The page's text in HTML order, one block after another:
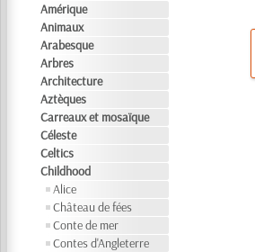
Amérique
Animaux
Arabesque
Arbres
Architecture
Aztèques
Carreaux et mosaïque
Céleste
Celtics
Childhood
Alice
Château de fées
Conte de mer
Contes d'Angleterre